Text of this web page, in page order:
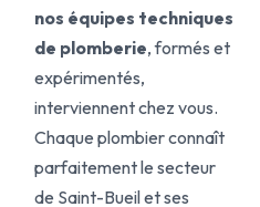
nos équipes techniques
de plomberie, formés et
expérimentés,
interviennent chez vous.
Chaque plombier connaît
parfaitement le secteur
de Saint-Bueil et ses